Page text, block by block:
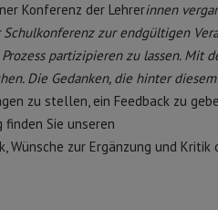
Konferenz der Lehrerinnen
zur endgültigen
partizipieren zu lassen. Mit
Die Gedanken, die hinter
zu stellen, ein Feedback zu
finden Sie unseren
Wünsche zur Ergänzung und